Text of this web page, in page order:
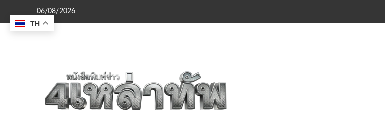
content
06/08/2026
TH